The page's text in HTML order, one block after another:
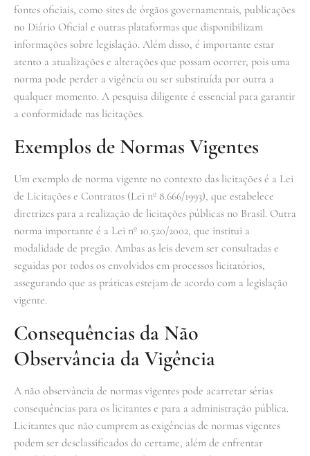
fontes oficiais, como sites de órgãos governamentais, publicações
no Diário Oficial e outras plataformas que disponibilizam
informações sobre legislação. Além disso, é importante estar
atento a atualizações e alterações que possam ocorrer, pois uma
norma pode perder a vigência ou ser substituída por outra a
qualquer momento. A pesquisa diligente é essencial para garantir
a conformidade nas licitações.
Exemplos de Normas Vigentes
Um exemplo de norma vigente no contexto das licitações é a Lei
de Licitações e Contratos (Lei nº 8.666/1993), que estabelece
diretrizes para a realização de licitações públicas no Brasil. Outra
norma importante é a Lei nº 10.520/2002, que institui a
modalidade de pregão. Ambas as leis devem ser consultadas e
seguidas por todos os envolvidos em processos licitatórios,
assegurando que as práticas estejam de acordo com a legislação
vigente.
Consequências da Não
Observância da Vigência
A não observância de normas vigentes pode acarretar sérias
consequências para os licitantes e para a administração pública.
Licitantes que não cumprem as exigências de normas vigentes
podem ser desclassificados do certame, além de enfrentar